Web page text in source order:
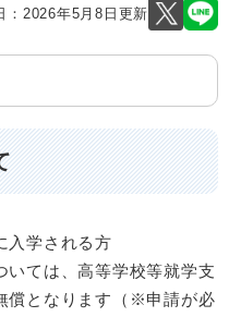
：2026年5月8日更新
入学される方
ては、高等学校等就学支
償となります（※申請が必